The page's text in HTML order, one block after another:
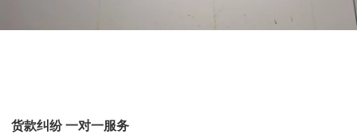
货款纠纷 一对一服务